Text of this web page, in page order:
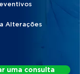
Alterações
uma consulta